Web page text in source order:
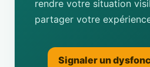
rendre votre situation
partager votre
Signaler un